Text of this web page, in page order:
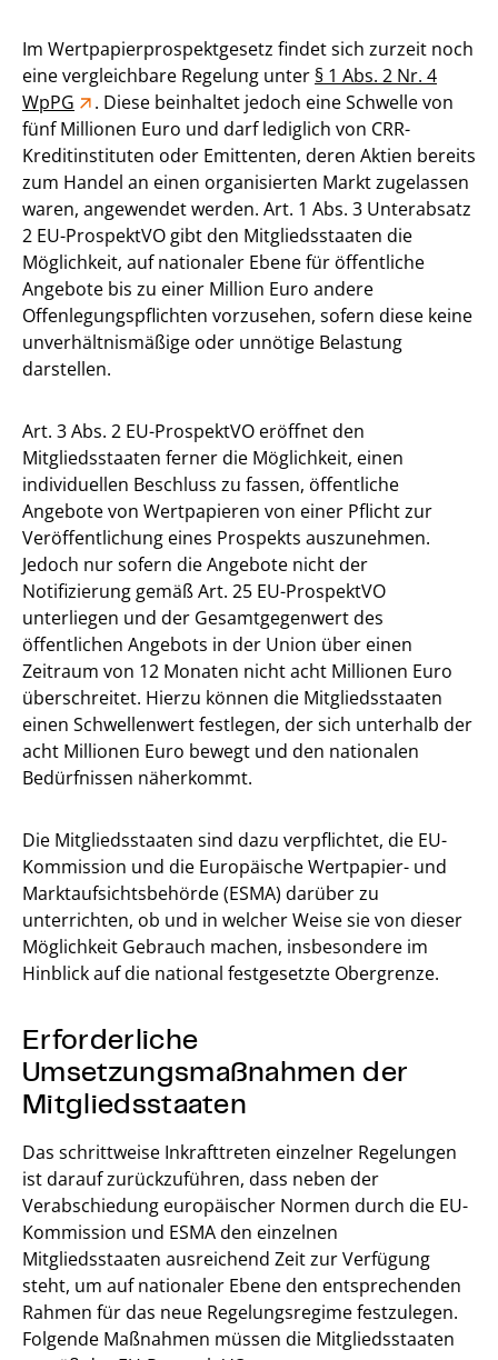
Im Wertpapierprospektgesetz findet sich zurzeit noch
eine vergleichbare Regelung unter § 1 Abs. 2 Nr. 4
WpPG
. Diese beinhaltet jedoch eine Schwelle von
fünf Millionen Euro und darf lediglich von CRR-
Kreditinstituten oder Emittenten, deren Aktien bereits
zum Handel an einen organisierten Markt zugelassen
waren, angewendet werden. Art. 1 Abs. 3 Unterabsatz
2 EU-ProspektVO gibt den Mitgliedsstaaten die
Möglichkeit, auf nationaler Ebene für öffentliche
Angebote bis zu einer Million Euro andere
Offenlegungspflichten vorzusehen, sofern diese keine
unverhältnismäßige oder unnötige Belastung
darstellen.
Art. 3 Abs. 2 EU-ProspektVO eröffnet den
Mitgliedsstaaten ferner die Möglichkeit, einen
individuellen Beschluss zu fassen, öffentliche
Angebote von Wertpapieren von einer Pflicht zur
Veröffentlichung eines Prospekts auszunehmen.
Jedoch nur sofern die Angebote nicht der
Notifizierung gemäß Art. 25 EU-ProspektVO
unterliegen und der Gesamtgegenwert des
öffentlichen Angebots in der Union über einen
Zeitraum von 12 Monaten nicht acht Millionen Euro
überschreitet. Hierzu können die Mitgliedsstaaten
einen Schwellenwert festlegen, der sich unterhalb der
acht Millionen Euro bewegt und den nationalen
Bedürfnissen näherkommt.
Die Mitgliedsstaaten sind dazu verpflichtet, die EU-
Kommission und die Europäische Wertpapier- und
Marktaufsichtsbehörde (ESMA) darüber zu
unterrichten, ob und in welcher Weise sie von dieser
Möglichkeit Gebrauch machen, insbesondere im
Hinblick auf die national festgesetzte Obergrenze.
Erforderliche
Umsetzungsmaßnahmen der
Mitgliedsstaaten
Das schrittweise Inkrafttreten einzelner Regelungen
ist darauf zurückzuführen, dass neben der
Verabschiedung europäischer Normen durch die EU-
Kommission und ESMA den einzelnen
Mitgliedsstaaten ausreichend Zeit zur Verfügung
steht, um auf nationaler Ebene den entsprechenden
Rahmen für das neue Regelungsregime festzulegen.
Folgende Maßnahmen müssen die Mitgliedsstaaten